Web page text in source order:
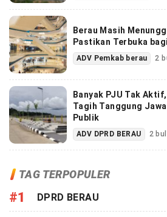
Berau Masih
Pastikan Terbuka
ADV Pemkab berau 2
Banyak PJU Tak
Tagih Tanggung
Publik
ADV DPRD BERAU 2
TAG TERPOPULER
#1 DPRD BERAU